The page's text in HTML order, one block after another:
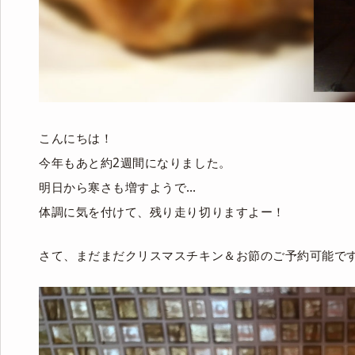
こんにちは！
今年もあと約2週間になりました。
明日から寒さも増すようで…
体調に気を付けて、残り走り切りますよー！
さて、まだまだクリスマスチキン＆お節のご予約可能